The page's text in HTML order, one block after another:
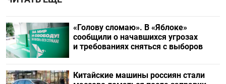
«Голову сломаю». В «Яблоке»
сообщили о начавшихся угрозах
и требованиях сняться с выборов
Китайские машины россиян стали